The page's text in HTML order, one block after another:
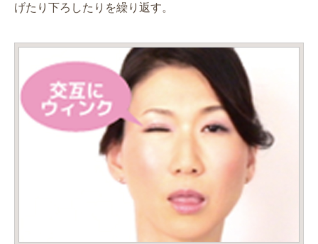
げたり下ろしたりを繰り返す。